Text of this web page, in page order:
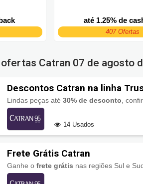
até 1.25% de
407 Ofertas
Catran 07 de agosto
Descontos Catran na linha
Lindas peças até30% de desconto ,
14 Usados
Frete Grátis Catran
Ganhe ofrete grátis nas regiões Sul e